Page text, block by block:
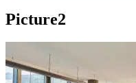
Picture2